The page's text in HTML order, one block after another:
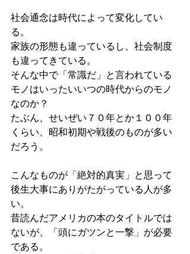
社会通念は時代によって変化してい
る。
家族の形態も違っているし、社会制度
も違ってきている。
そんな中で「常識だ」と言われている
モノはいったいいつの時代からのモノ
なのか？
たぶん、せいぜい７０年とか１００年
くらい、昭和初期や戦後のものが多い
だろう。
こんなものが「絶対的真実」と思って
後生大事にありがたがっている人が多
い。
昔読んだアメリカの本のタイトルでは
ないが、「頭にガツンと一撃」が必要
である。